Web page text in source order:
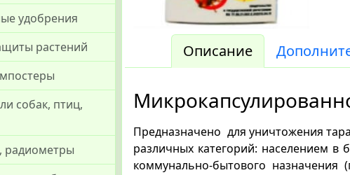
удобрения
растений
собак, птиц,
радиометры
Описание
Предназначено для уничтожения
различных категорий: населением
коммунально-бытового назначения